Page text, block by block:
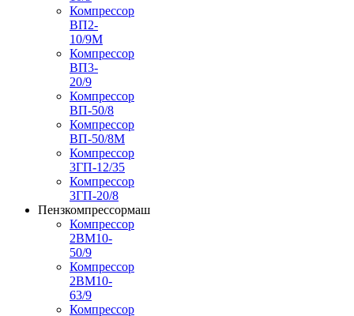
Компрессор
ВП2-
10/9М
Компрессор
ВП3-
20/9
Компрессор
ВП-50/8
Компрессор
ВП-50/8М
Компрессор
3ГП-12/35
Компрессор
3ГП-20/8
Пензкомпрессормаш
Компрессор
2ВМ10-
50/9
Компрессор
2ВМ10-
63/9
Компрессор